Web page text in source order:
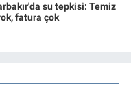
su tepkisi: Temiz
fatura çok